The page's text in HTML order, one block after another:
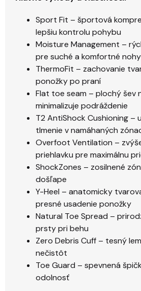
Sport Fit – športová
lepšiu kontrolu pohybu
Moisture Management –
pre suché a komfortné nohy
ThermoFit – zachovanie
ponožky po praní
Flat toe seam – plochý šev
minimalizuje podráždenie
T2 AntiShock Cushioning –
tlmenie v namáhaných
Overfoot Ventilation –
priehlavku pre maximálnu
ShockZones – zosilnené
došľape
Y-Heel – anatomicky
presné usadenie ponožky
Natural Toe Spread –
prsty pri behu
Zero Debris Cuff – tesný
nečistôt
Toe Guard – spevnená
odolnosť